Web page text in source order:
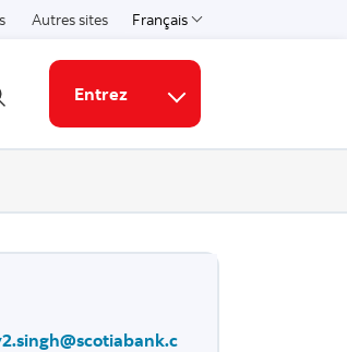
Autres sites Français
Select a language
Ouvrir la recherche
Entrez
Liens connexes